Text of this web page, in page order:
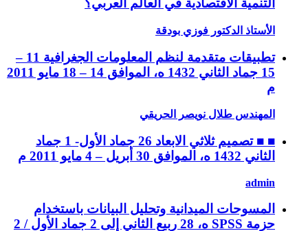
التنمية الاقتصادية في العالم العربي؟
الأستاذ الدكتور فوزي بودقة
تطبيقات متقدمة لنظم المعلومات الجغرافية 11 –
15 جماد الثاني 1432 ه، الموافق 14 – 18 مايو 2011
م
المهندس طلال نويصر الحريقي
■ ■ تصميم ثلاثي الابعاد 26 جماد الأول- 1 جماد
الثاني 1432 ه، الموافق 30 أبريل – 4 مايو 2011 م
admin
المسوحات الميدانية وتحليل البيانات باستخدام
حزمة SPSS ه، 28 ربيع الثاني إلى 2 جماد الأول / 2